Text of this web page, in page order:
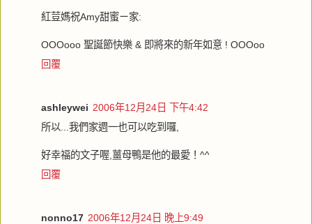
紅荳媽祝Amy甜蜜ㄧ家:
OOOooo 聖誕節快樂 & 即將來的新年如意 ! OOOoo
回覆
ashleywei 2006年12月24日 下午4:42
所以...我們家週一也可以吃到囉,
好幸福的文子喔,薑母鴨是他的最愛！^^
回覆
nonno17 2006年12月24日 晚上9:49